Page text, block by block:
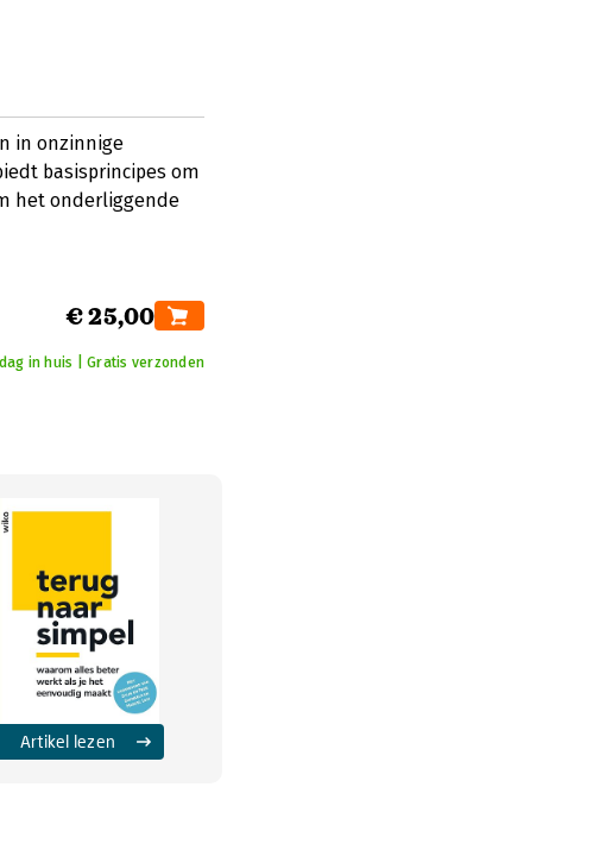
in onzinnige
basisprincipes om
het onderliggende
€ 25,00
in huis | Gratis verzonden
Artikel lezen